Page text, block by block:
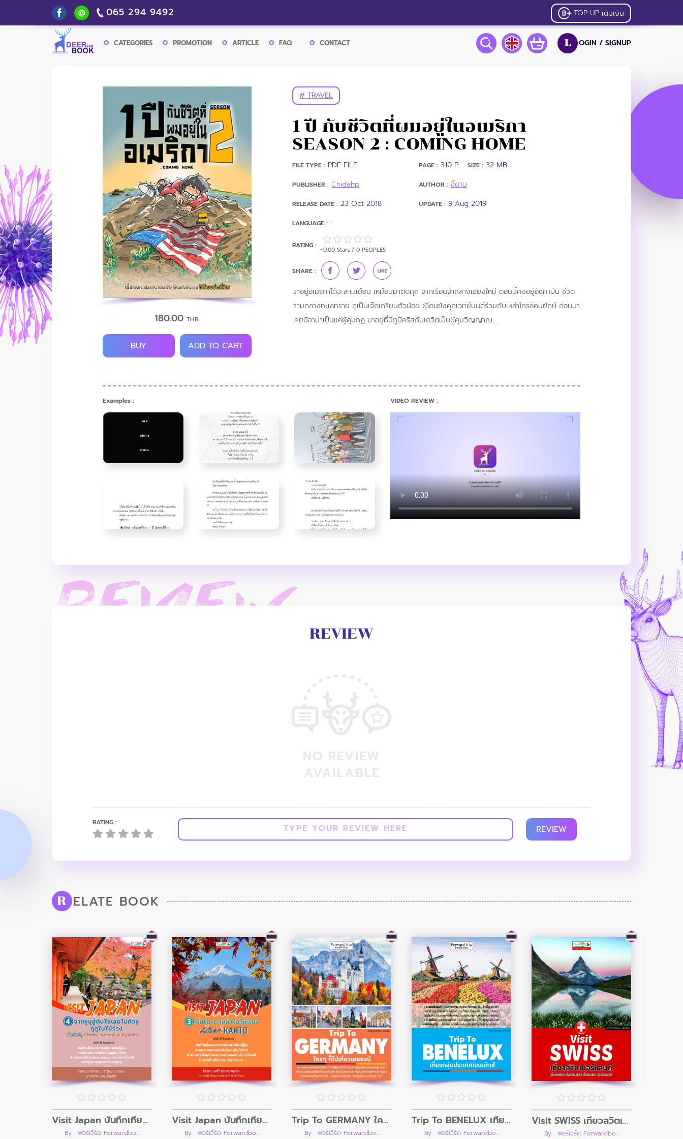
065 294 9492 TOP UP เติมเงิน
L OGIN / SIGNUP
CATEGORIES PROMOTION ARTICLE FAQ CONTACT
180.00THB.
BUY ADD TO CART
# TRAVEL
1 ปี กับชีวิตที่ผมอยู่ในอเมริกา
SEASON 2 : COMING HOME
FILE TYPE : PDF FILE
PUBLISHER : Chidahp
RELEASE DATE : 23 Oct 2018
LANGUAGE : -
PAGE : 310 P. SIZE : 32 MB.
AUTHOR : ชี้ดาบ
UPDATE : 9 Aug 2019
RATING :
~0.00 Stars / 0 PEOPLES
SHARE :
มาอยู่อเมริกาได้จะสามเดือน เหมือนมาติดคุก จากเรือนจำกลางเชียงใหม่ ตอนนี้คงอยู่อัซคาบัน ชีวิต
ท่ามกลางทะเลทราย กูเป็นเจ๊กเกรียนตัวน้อย ผู้โดนขังคุกเวทย์มนต์ร่วมกับเหล่าโทรล์คนยักษ์ ก่อนมา
เคยมีอาม่าเป็นแค่ผู้คุมกฏ มาอยู่ที่นี่กูมีคริสกับเดวิดเป็นผู้คุมวิญญาณ...
Examples : VIDEO REVIEW :
REVIEW
RATING :
REVIEW
R ELATE BOOK
Visit Japan บันทึกเที่ยวญี่ปุ่น เล่ม 4 จากชูบุสู่คันไซเลยไปคิวชู ฤดูใบไม้ร่วง Autumn CHUBU-KANSAI & KYUSHU
By : ฟอร์เวิร์ด Forwardbo...
Visit Japan บันทึกเที่ยวญี่ปุ่น เล่ม 3 คันโตตามล่าใบไม้แดง Autumn KANTO
By : ฟอร์เวิร์ด Forwardbo...
Trip To GERMANY ใครๆก็ไปเที่ยวเยอรมนี
By : ฟอร์เวิร์ด Forwardbo...
Trip To BENELUX เที่ยวกลุ่มประเทศเบเนลักซ์ เนเธอร์แลนด์ เบลเยียม ลักเซมเบิร์ก
By : ฟอร์เวิร์ด Forwardbo...
Visit SWISS เที่ยวสวิตเซอร์แลนด์ เที่ยวชมเมือง นั่งรถไฟชมวิว ขึ้นยอดเขา ล่องทะเลสาบ
By : ฟอร์เวิร์ด Forwardbo...